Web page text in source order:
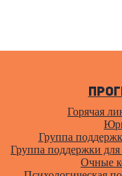
Горячая
Группа
Группа поддержки для
Очные